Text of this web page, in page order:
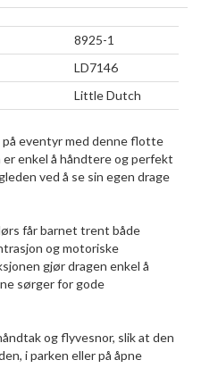
8925-1
LD7146
Little Dutch
på eventyr med denne flotte
enkel å håndtere og perfekt
ved å se sin egen drage
får barnet trent både
og motoriske
gjør dragen enkel å
sørger for gode
og flyvesnor, slik at den
i parken eller på åpne